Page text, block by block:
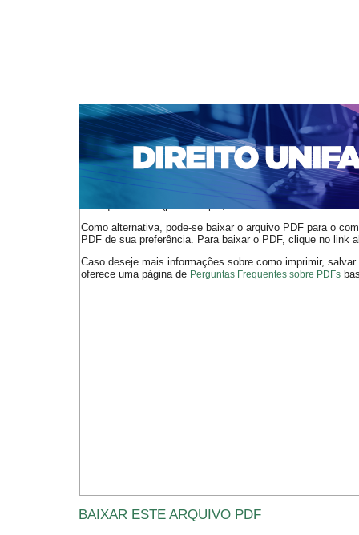
CAPA SOBRE ACESSO CADASTRO
NOTÍCIAS
EDIÇÕES DE Nº 1 A 100 WEBMAIL
Capa>n. 297 (2025) > Dias Marques da Cruz
O arquivo PDF selecionado deve ser carregado no
de arquivos PDF (por exemplo, uma versão atual do
Como alternativa, pode-se baixar o arquivo PDF para o
PDF de sua preferência. Para baixar o PDF, clique no link
Caso deseje mais informações sobre como imprimir,
oferece uma página de Perguntas Frequentes sobre PDFs
BAIXAR ESTE ARQUIVO PDF